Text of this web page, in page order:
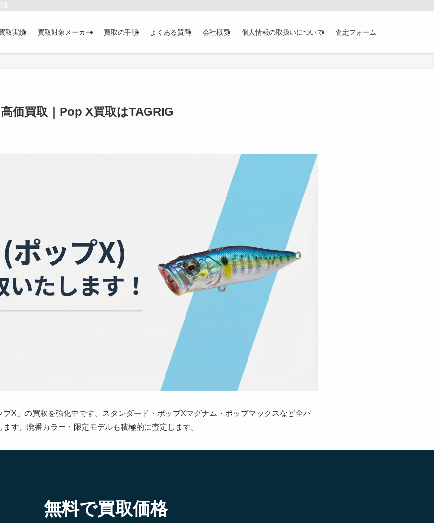
取実績 買取対象メーカー 買取の手順 よくある質問 会社概要 個人情報の取扱いについて 査定フォーム
価買取｜Pop X買取はTAGRIG
プX」の買取を強化中です。スタンダード・ポップXマグナム・ポップマックスなど全バ
す。廃番カラー・限定モデルも積極的に査定します。
無料で買取価格